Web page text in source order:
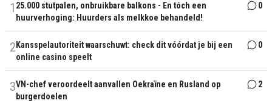
1 25.000 stutpalen, onbruikbare balkons - En tóch een
huurverhoging: Huurders als melkkoe behandeld!
0
2 Kansspelautoriteit waarschuwt: check dit vóórdat je bij een
online casino speelt
0
3VN-chef veroordeelt aanvallen Oekraïne en Rusland op
burgerdoelen
2